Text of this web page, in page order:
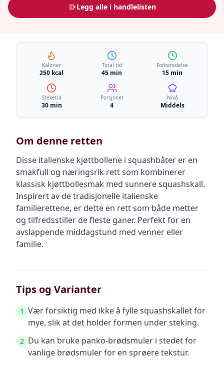
Legg alle i handlelisten
Kalorier
250 kcal
Total tid
45 min
Forberedelse
15 min
Steketid
30 min
Porsjoner
4
Nivå
Middels
Om denne retten
Disse italienske kjøttbollene i squashbåter er en
smakfull og næringsrik rett som kombinerer
klassisk kjøttbollesmak med sunnere squashskall.
Inspirert av de tradisjonelle italienske
familierettene, er dette en rett som både metter
og tilfredsstiller de fleste ganer. Perfekt for en
avslappende middagstund med venner eller
familie.
Tips og Varianter
1 Vær forsiktig med ikke å fylle squashskallet for
mye, slik at det holder formen under steking.
2 Du kan bruke panko-brødsmuler i stedet for
vanlige brødsmuler for en sprøere tekstur.